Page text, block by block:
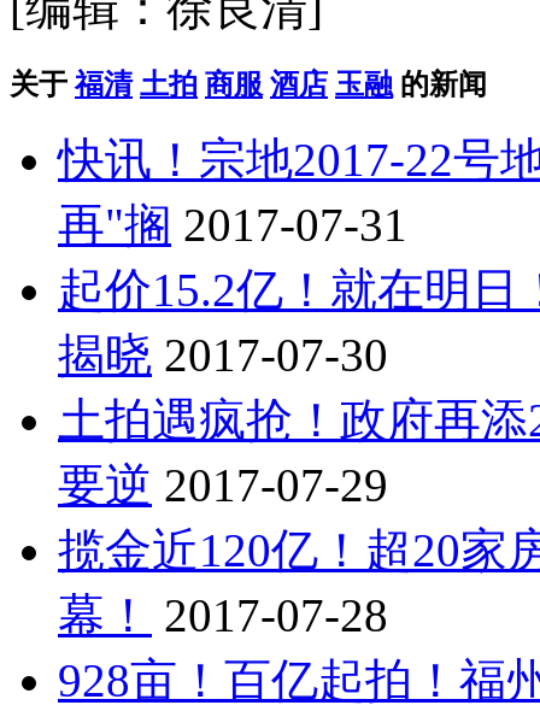
关于 福清 土拍 商服 酒店 玉融 的新闻
快讯！宗地2017-22号
再"搁 2017-07-31
起价15.2亿！就在明
揭晓 2017-07-30
土拍遇疯抢！政府再
要逆 2017-07-29
揽金近120亿！超20家
幕！
2017-07-28
928亩！百亿起拍！福